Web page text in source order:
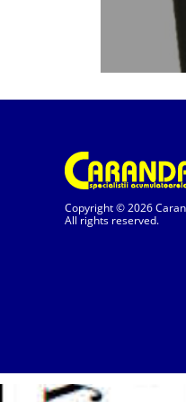
Copyright © 2026
All rights reserved.
SC.